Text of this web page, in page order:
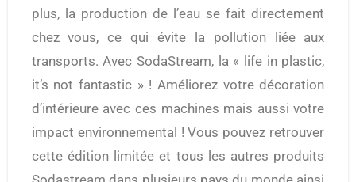
plus, la production de l’eau se fait directement
chez vous, ce qui évite la pollution liée aux
transports. Avec SodaStream, la « life in plastic,
it’s not fantastic » ! Améliorez votre décoration
d’intérieure avec ces machines mais aussi votre
impact environnemental ! Vous pouvez retrouver
cette édition limitée et tous les autres produits